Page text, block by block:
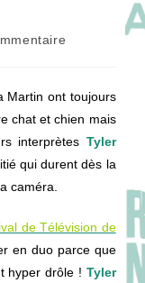
Martin ont toujours
chat et chien mais
interprètes Tyler
qui durent dès la
caméra.
de Télévision de
en duo parce que
hyper drôle ! Tyler